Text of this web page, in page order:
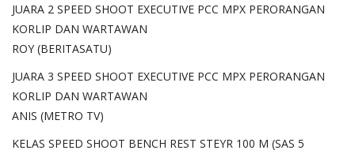
JUARA 2 SPEED SHOOT EXECUTIVE PCC MPX PERORANGAN
KORLIP DAN WARTAWAN
ROY (BERITASATU)
JUARA 3 SPEED SHOOT EXECUTIVE PCC MPX PERORANGAN
KORLIP DAN WARTAWAN
ANIS (METRO TV)
KELAS SPEED SHOOT BENCH REST STEYR 100 M (SAS 5